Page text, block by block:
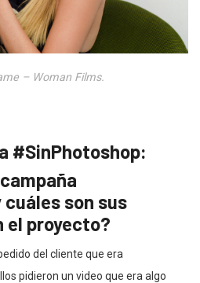
– Woman Films.
#SinPhotoshop:
son sus
el proyecto?
del cliente que era
pidieron un video que era algo